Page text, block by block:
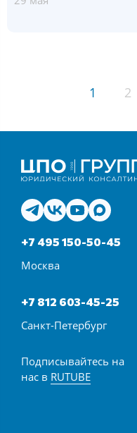
1 2
+7 495 150-50-45
Москва
+7 812 603-45-25
Санкт-Петербург
Подписывайтесь на
нас в RUTUBE